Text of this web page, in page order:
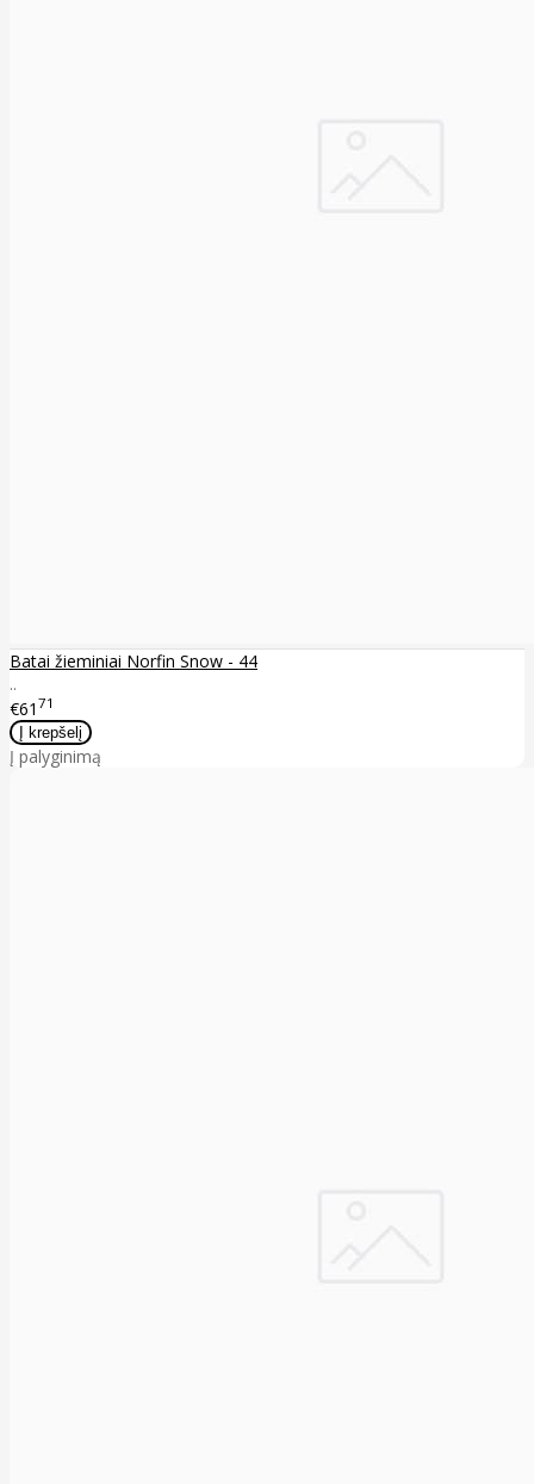
Batai žieminiai Norfin Snow - 44
..
€61 71
Į palyginimą